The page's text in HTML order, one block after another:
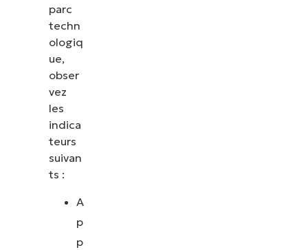
parc
techn
ologiq
ue,
obser
vez
les
indica
teurs
suivan
ts :
A
p
p